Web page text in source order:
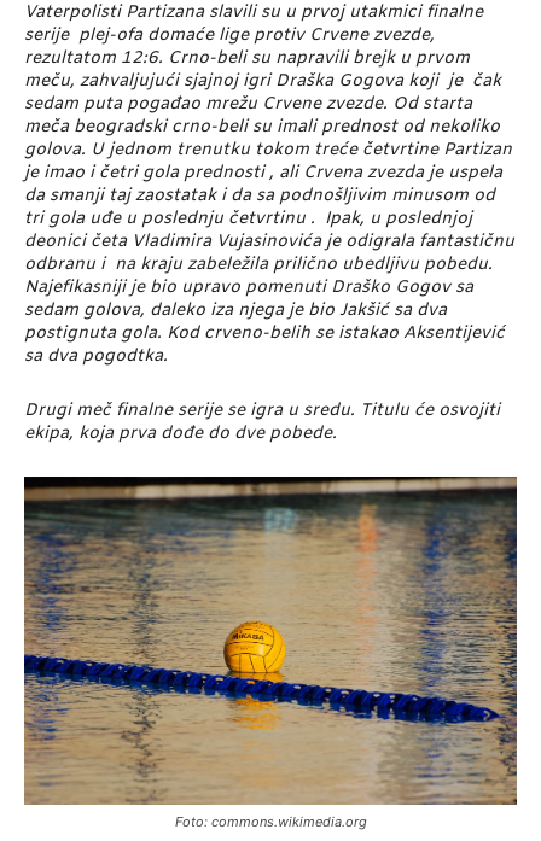
Vaterpolisti Partizana slavili su u prvoj utakmici finalne
serije plej-ofa domaće lige protiv Crvene zvezde,
rezultatom 12:6. Crno-beli su napravili brejk u prvom
meču, zahvaljujući sjajnoj igri Draška Gogova koji je čak
sedam puta pogađao mrežu Crvene zvezde. Od starta
meča beogradski crno-beli su imali prednost od nekoliko
golova. U jednom trenutku tokom treće četvrtine Partizan
je imao i četri gola prednosti , ali Crvena zvezda je uspela
da smanji taj zaostatak i da sa podnošljivim minusom od
tri gola uđe u poslednju četvrtinu . Ipak, u poslednjoj
deonici četa Vladimira Vujasinovića je odigrala fantastičnu
odbranu i na kraju zabeležila prilično ubedljivu pobedu.
Najefikasniji je bio upravo pomenuti Draško Gogov sa
sedam golova, daleko iza njega je bio Jakšić sa dva
postignuta gola. Kod crveno-belih se istakao Aksentijević
sa dva pogodtka.
Drugi meč finalne serije se igra u sredu. Titulu će osvojiti
ekipa, koja prva dođe do dve pobede.
Foto: commons.wikimedia.org